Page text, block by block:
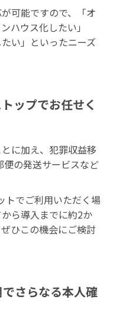
可能ですので、「オ
ハウス化したい」
い」といったニーズ
ップでお任せく
に加え、犯罪収益移
の発送サービスなど
トでご利用いただく場
ら導入までに約2か
ひこの機会にご検討
さらなる本人確